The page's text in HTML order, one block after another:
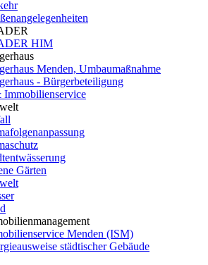
HIM
Menden, Umbaumaßnahme
- Bürgerbeteiligung
Gärten
Menden (ISM)
städtischer Gebäude